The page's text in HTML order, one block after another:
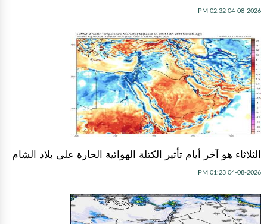
04-08-2026 02:32 PM
الثلاثاء هو آخر أيام تأثير الكتلة الهوائية الحارة على بلاد الشام
04-08-2026 01:23 PM